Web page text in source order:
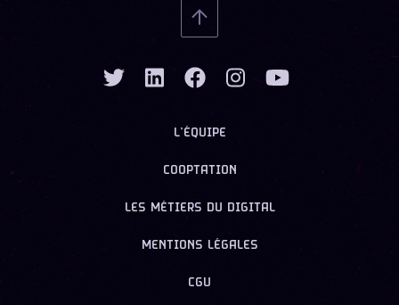
L’ÉQUIPE
COOPTATION
LES MÉTIERS DU DIGITAL
MENTIONS LÉGALES
CGU